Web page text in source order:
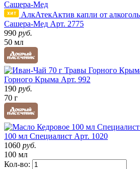
АлкАтекАктив капли от
Сашера-Мед Арт. 2775
990 руб.
50 мл
Горного Крыма Арт. 992
190 руб.
70 г
100 мл Специалист Арт. 1020
1060 руб.
100 мл
Кол-во: